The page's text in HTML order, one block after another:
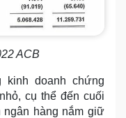
ACB
kinh doanh chứng
cụ thể đến cuối
ngân hàng nắm giữ